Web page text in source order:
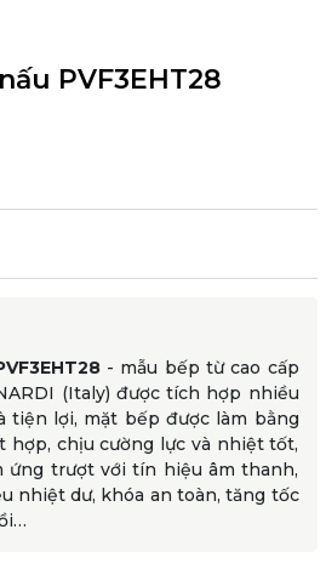
PVF3EHT28
- mẫu bếp từ cao cấp
(Italy) được tích hợp nhiều
tiện lợi, mặt bếp được làm bằng
hợp, chịu cường lực và nhiệt tốt,
ứng trượt với tín hiệu âm thanh,
nhiệt dư, khóa an toàn, tăng tốc